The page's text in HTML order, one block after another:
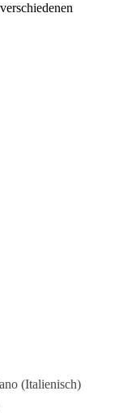
(Italienisch)